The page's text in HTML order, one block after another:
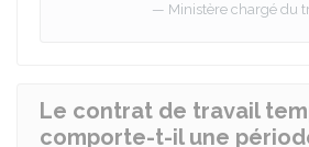
Ministère chargé du
Le contrat de travail
comporte-t-il une